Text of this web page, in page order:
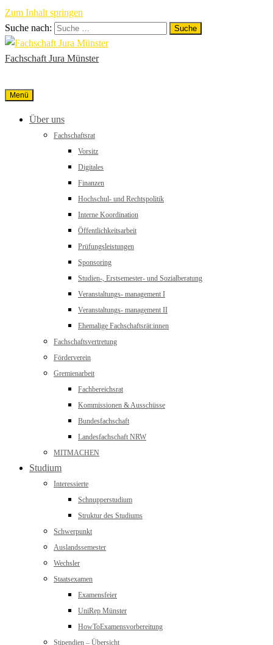
Zum Inhalt springen
Suche nach:
Fachschaft Jura Münster
Menü
Über uns
Fachschaftsrat
Vorsitz
Digitales
Finanzen
Hochschul- und Rechtspolitik
Interne Koordination
Öffentlichkeitsarbeit
Prüfungsleistungen
Sponsoring
Studien-, Erstsemester- und Sozialberatung
Veranstaltungs- management I
Veranstaltungs- management II
Ehemalige Fachschaftsrät:innen
Fachschaftsvertretung
Förderverein
Gremienarbeit
Fachbereichsrat
Kommissionen & Ausschüsse
Bundesfachschaft
Landesfachschaft NRW
MITMACHEN
Studium
Interessierte
Schnupperstudium
Struktur des Studiums
Schwerpunkt
Auslandssemester
Wechsler
Staatsexamen
Examensfeier
UniRep Münster
HowToExamensvorbereitung
Stipendien – Übersicht